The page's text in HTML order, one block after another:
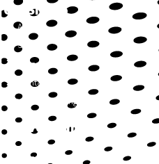
Chi Siamo
About
Servizi
Lavora con noi
Contatti
Whistleblowing
Dove Siamo
Roma